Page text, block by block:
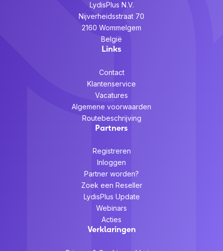
LydisPlus N.V.
Nijverheidsstraat 70
2160 Wommelgem
België
Links
Contact
Klantenservice
Vacatures
Algemene voorwaarden
Routebeschrijving
Partners
Registreren
Inloggen
Partner worden?
Zoek een Reseller
LydisPlus Update
Webinars
Acties
Verklaringen